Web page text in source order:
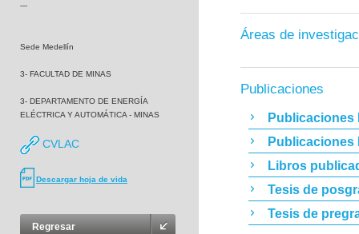
---
Sede Medellín
3- FACULTAD DE MINAS
3- DEPARTAMENTO DE ENERGÍA
ELÉCTRICA Y AUTOMÁTICA - MINAS
CVLAC
Descargar hoja de vida
Regresar
Áreas de
Publicaciones
Publicaciones
Publicaciones
Libros
Tesis de
Tesis de